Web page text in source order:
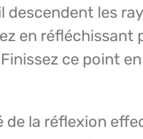
descendent les
en
ce point
de la réflexion